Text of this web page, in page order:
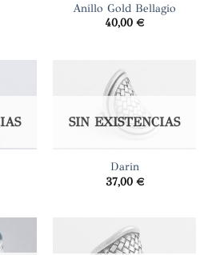
Anillo Gold Bellagio
40,00 €
SIN EXISTENCIAS
Darin
37,00 €